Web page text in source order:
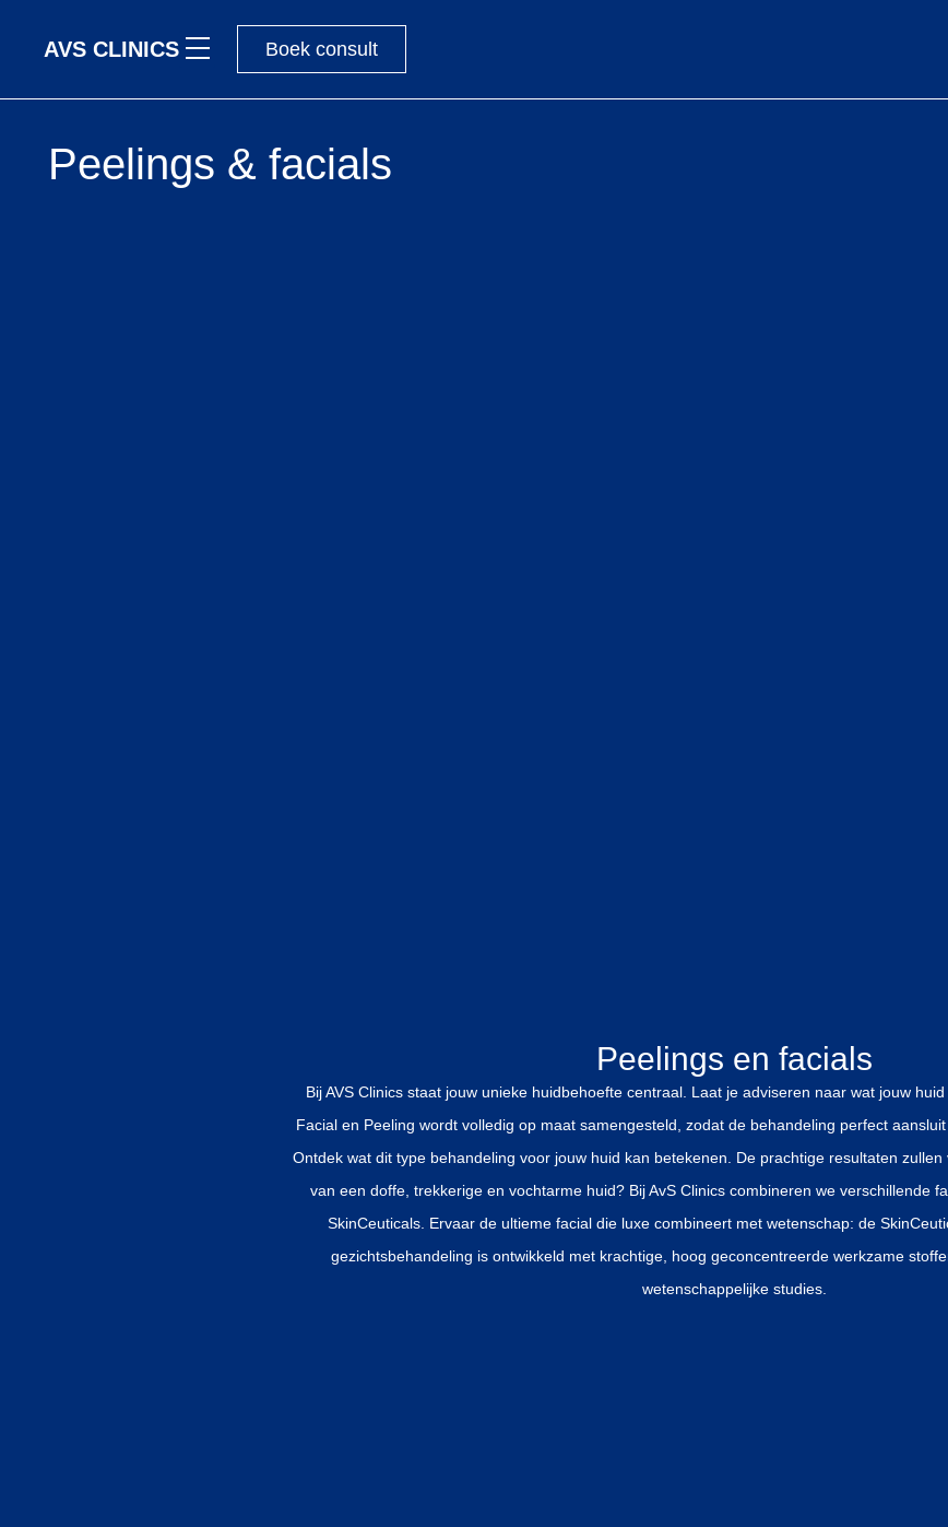
AVS CLINICS Boek consult
Peelings & facials
Peelings en facials
Bij AVS Clinics staat jouw unieke huidbehoefte centraal. Laat je adviseren naar wat jouw
Facial en Peeling wordt volledig op maat samengesteld, zodat de behandeling perfect
Ontdek wat dit type behandeling voor jouw huid kan betekenen. De prachtige resultaten
van een doffe, trekkerige en vochtarme huid? Bij AvS Clinics combineren we verschillende
SkinCeuticals. Ervaar de ultieme facial die luxe combineert met wetenschap: de
gezichtsbehandeling is ontwikkeld met krachtige, hoog geconcentreerde werkzame
wetenschappelijke studies.